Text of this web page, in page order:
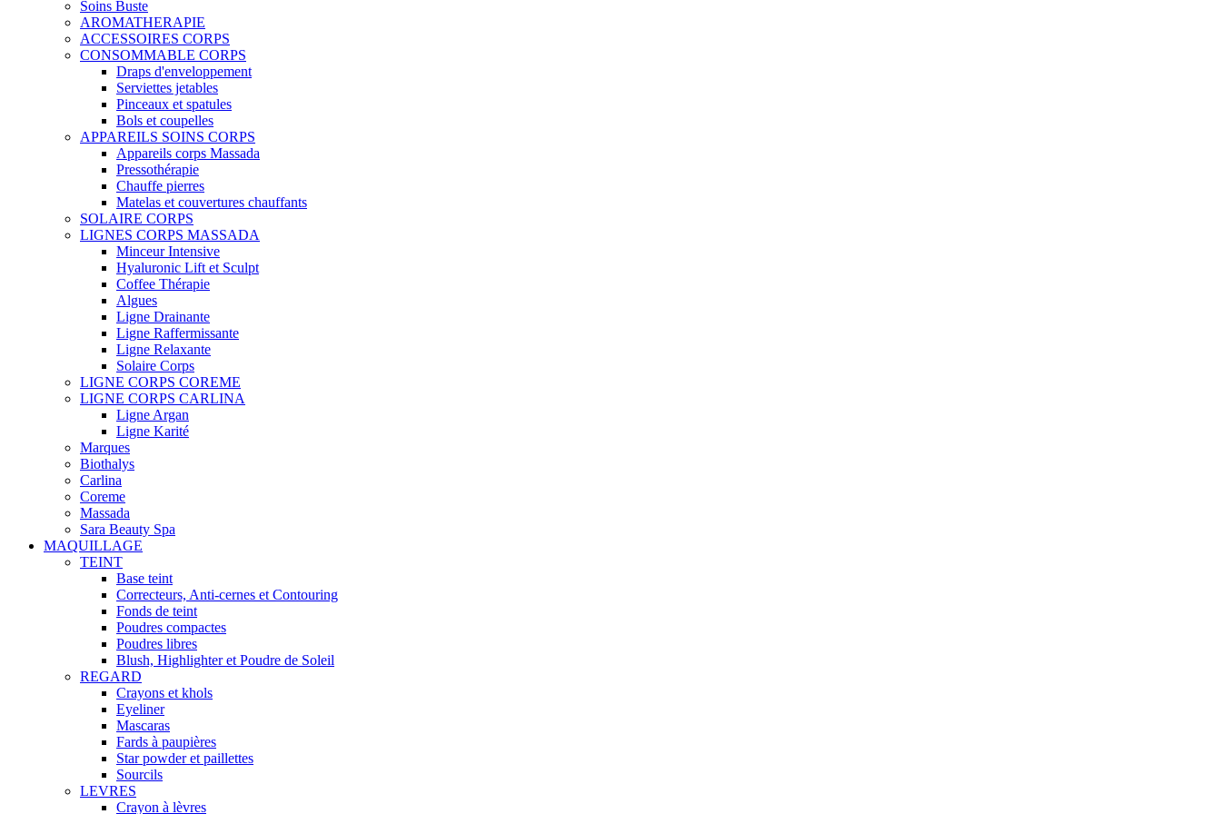
Soins Buste
AROMATHERAPIE
ACCESSOIRES CORPS
CONSOMMABLE CORPS
Draps d'enveloppement
Serviettes jetables
Pinceaux et spatules
Bols et coupelles
APPAREILS SOINS CORPS
Appareils corps Massada
Pressothérapie
Chauffe pierres
Matelas et couvertures chauffants
SOLAIRE CORPS
LIGNES CORPS MASSADA
Minceur Intensive
Hyaluronic Lift et Sculpt
Coffee Thérapie
Algues
Ligne Drainante
Ligne Raffermissante
Ligne Relaxante
Solaire Corps
LIGNE CORPS COREME
LIGNE CORPS CARLINA
Ligne Argan
Ligne Karité
Marques
Biothalys
Carlina
Coreme
Massada
Sara Beauty Spa
MAQUILLAGE
TEINT
Base teint
Correcteurs, Anti-cernes et Contouring
Fonds de teint
Poudres compactes
Poudres libres
Blush, Highlighter et Poudre de Soleil
REGARD
Crayons et khols
Eyeliner
Mascaras
Fards à paupières
Star powder et paillettes
Sourcils
LEVRES
Crayon à lèvres